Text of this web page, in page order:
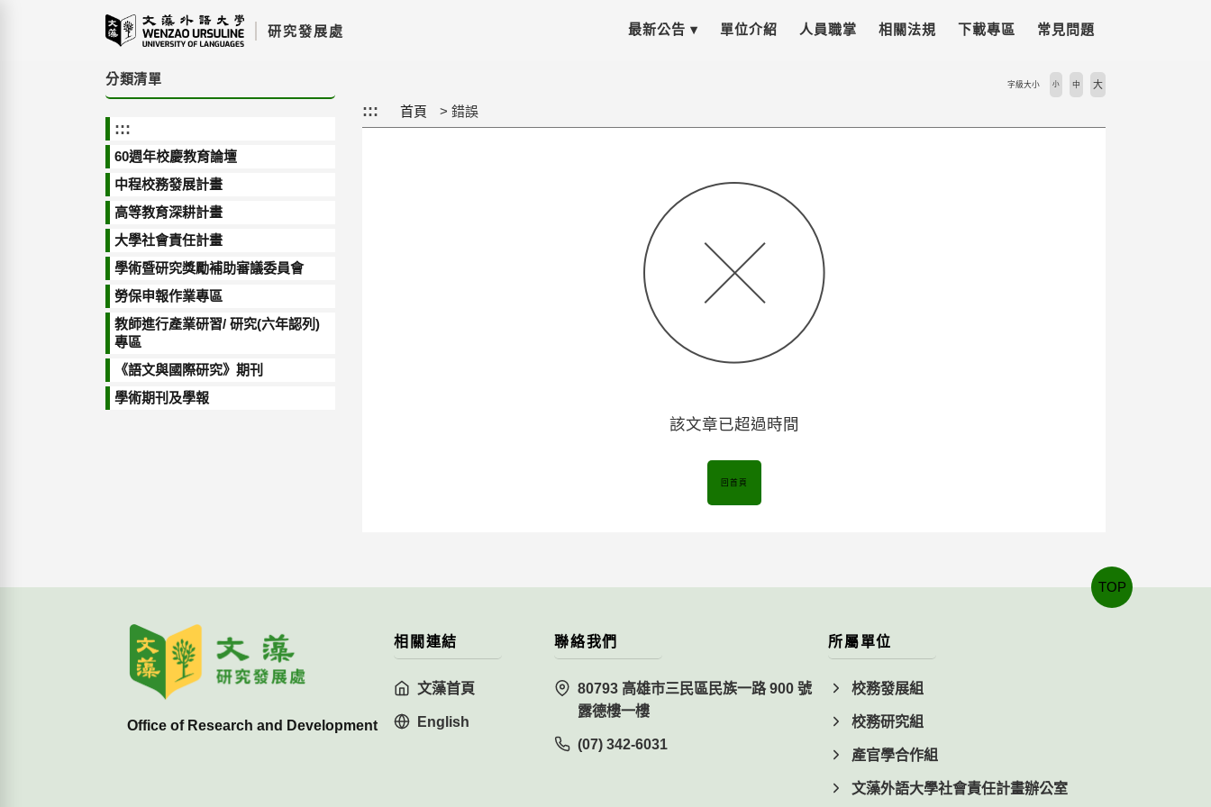
分類清單
:::
60週年校慶教育論壇
中程校務發展計畫
高等教育深耕計畫
大學社會責任計畫
學術暨研究獎勵補助審議委員會
勞保申報作業專區
教師進行產業研習/ 研究(六年認列)
專區
《語文與國際研究》期刊
學術期刊及學報
::: 首頁 錯誤
字級大小 小 中 大
該文章已超過時間
回首頁
Office of Research and Development
相關連結
文藻首頁
English
聯絡我們
80793 高雄市三民區民族一路 900 號
露德樓一樓
(07) 342-6031
所屬單位
校務發展組
校務研究組
產官學合作組
文藻外語大學社會責任計畫辦公室
TOP
研究發展處 最新公告 ▾ 單位介紹 人員職掌 相關法規 下載專區 常見問題